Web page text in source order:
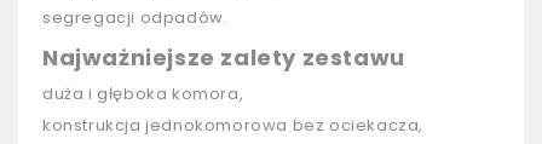
segregacji odpadów.
Najważniejsze zalety zestawu
duża i głęboka komora,
konstrukcja jednokomorowa bez ociekacza,